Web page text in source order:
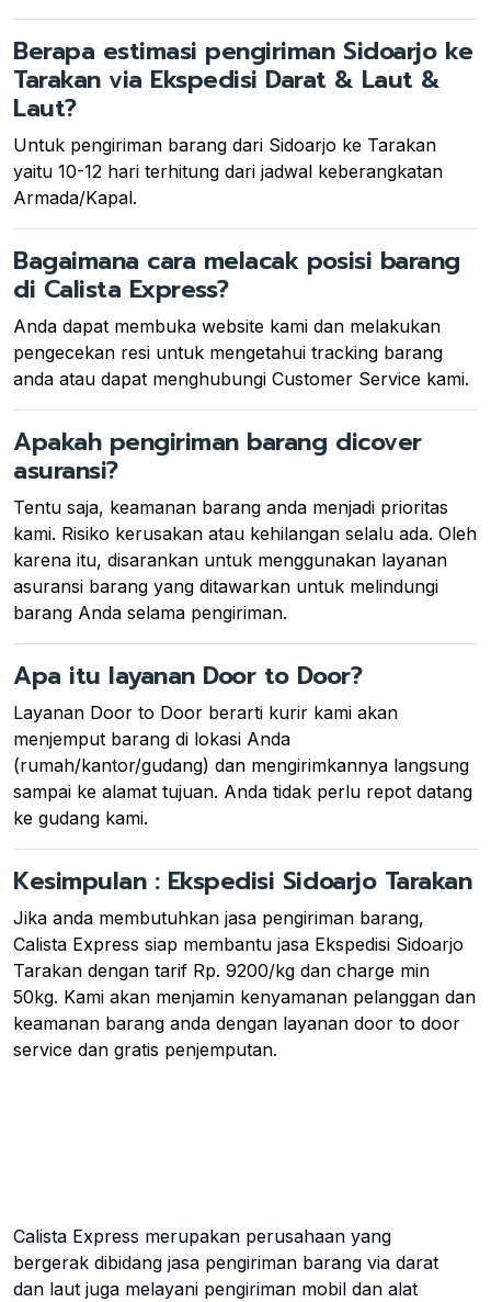
Berapa estimasi pengiriman Sidoarjo ke
Tarakan via Ekspedisi Darat & Laut &
Laut?
Untuk pengiriman barang dari Sidoarjo ke Tarakan
yaitu 10-12 hari terhitung dari jadwal keberangkatan
Armada/Kapal.
Bagaimana cara melacak posisi barang
di Calista Express?
Anda dapat membuka website kami dan melakukan
pengecekan resi untuk mengetahui tracking barang
anda atau dapat menghubungi Customer Service kami.
Apakah pengiriman barang dicover
asuransi?
Tentu saja, keamanan barang anda menjadi prioritas
kami. Risiko kerusakan atau kehilangan selalu ada. Oleh
karena itu, disarankan untuk menggunakan layanan
asuransi barang yang ditawarkan untuk melindungi
barang Anda selama pengiriman.
Apa itu layanan Door to Door?
Layanan Door to Door berarti kurir kami akan
menjemput barang di lokasi Anda
(rumah/kantor/gudang) dan mengirimkannya langsung
sampai ke alamat tujuan. Anda tidak perlu repot datang
ke gudang kami.
Kesimpulan : Ekspedisi Sidoarjo Tarakan
Jika anda membutuhkan jasa pengiriman barang,
Calista Express siap membantu jasa Ekspedisi Sidoarjo
Tarakan dengan tarif Rp. 9200/kg dan charge min
50kg. Kami akan menjamin kenyamanan pelanggan dan
keamanan barang anda dengan layanan door to door
service dan gratis penjemputan.
Calista Express merupakan perusahaan yang
bergerak dibidang jasa pengiriman barang via darat
dan laut juga melayani pengiriman mobil dan alat